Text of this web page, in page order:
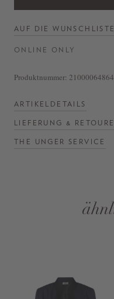
AUF DIE WUNSCHLISTE
ONLINE ONLY
Produktnummer:
ARTIKELDETAILS
LIEFERUNG & RETOURE
THE UNGER SERVICE